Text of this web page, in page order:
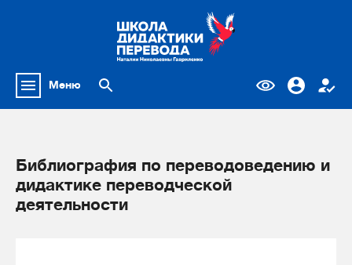
Меню
Библиография по переводоведению и
дидактике переводческой
деятельности